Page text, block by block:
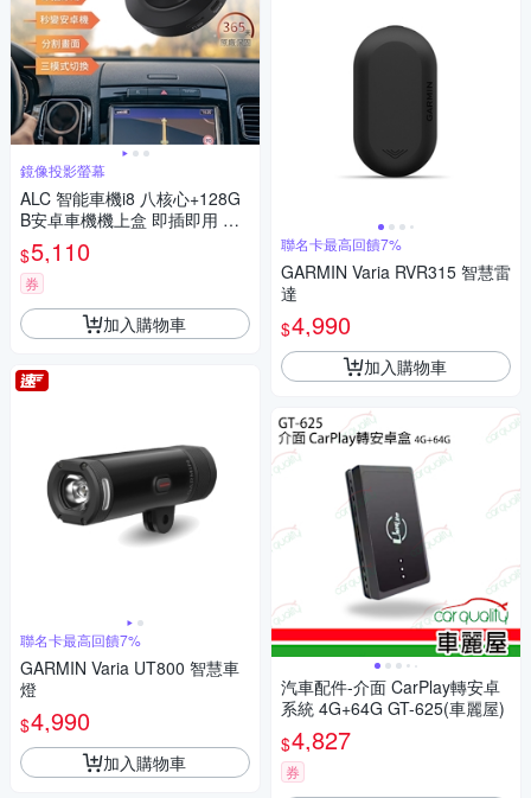
鏡像投影螢幕
ALC 智能車機i8 八核心+128G
B安卓車機機上盒 即插即用 秒
變安卓機
$5,110
券
加入購物車
聯名卡最高回饋7%
GARMIN Varia UT800 智慧車
燈
$4,990
加入購物車
聯名卡最高回饋7%
GARMIN Varia RVR315 智慧雷
達
$4,990
加入購物車
汽車配件-介面 CarPlay轉安卓
系統 4G+64G GT-625(車麗屋)
$4,827
券